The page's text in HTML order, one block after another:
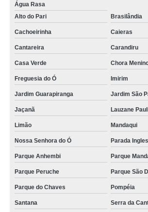
Água Rasa
Alto do Pari
Brasilândia
Cachoeirinha Caieras
Cantareira Carandiru
Casa Verde Chora
Freguesia do Ó Imirim
Jardim Guarapiranga Jardim São
Jaçanã Lauzane
Limão Mandaqui
Nossa Senhora do Ó Parada
Parque Anhembi Parque
Parque Peruche Parque São
Parque do Chaves Pompéia
Santana Serra da